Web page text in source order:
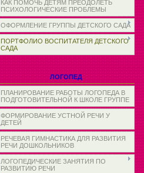
КАК ПОМОЧЬ ДЕТЯМ ПРЕОДОЛЕТЬ
ПСИХОЛОГИЧЕСКИЕ ПРОБЛЕМЫ
ОФОРМЛЕНИЕ ГРУППЫ ДЕТСКОГО САДА
ПОРТФОЛИО ВОСПИТАТЕЛЯ ДЕТСКОГО
САДА
ЛОГОПЕД
ПЛАНИРОВАНИЕ РАБОТЫ ЛОГОПЕДА В
ПОДГОТОВИТЕЛЬНОЙ К ШКОЛЕ ГРУППЕ
ФОРМИРОВАНИЕ УСТНОЙ РЕЧИ У
ДЕТЕЙ
РЕЧЕВАЯ ГИМНАСТИКА ДЛЯ РАЗВИТИЯ
РЕЧИ ДОШКОЛЬНИКОВ
ЛОГОПЕДИЧЕСКИЕ ЗАНЯТИЯ ПО
РАЗВИТИЮ РЕЧИ